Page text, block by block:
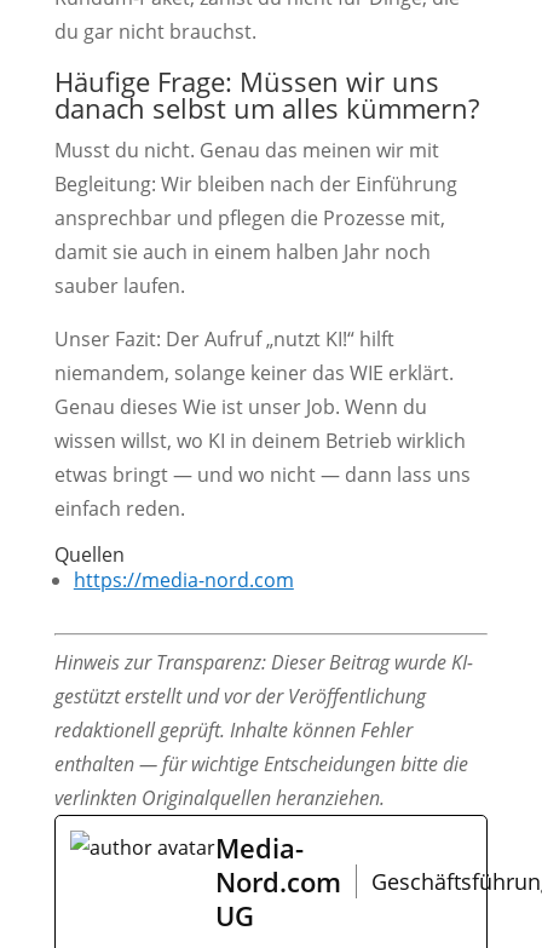
du gar nicht brauchst.
Häufige Frage: Müssen wir uns
danach selbst um alles kümmern?
Musst du nicht. Genau das meinen wir mit
Begleitung: Wir bleiben nach der Einführung
ansprechbar und pflegen die Prozesse mit,
damit sie auch in einem halben Jahr noch
sauber laufen.
Unser Fazit: Der Aufruf „nutzt KI!“ hilft
niemandem, solange keiner das WIE erklärt.
Genau dieses Wie ist unser Job. Wenn du
wissen willst, wo KI in deinem Betrieb wirklich
etwas bringt — und wo nicht — dann lass uns
einfach reden.
Quellen
https://media-nord.com
Hinweis zur Transparenz: Dieser Beitrag wurde KI-
gestützt erstellt und vor der Veröffentlichung
redaktionell geprüft. Inhalte können Fehler
enthalten — für wichtige Entscheidungen bitte die
verlinkten Originalquellen heranziehen.
Media-
Nord.com
UG